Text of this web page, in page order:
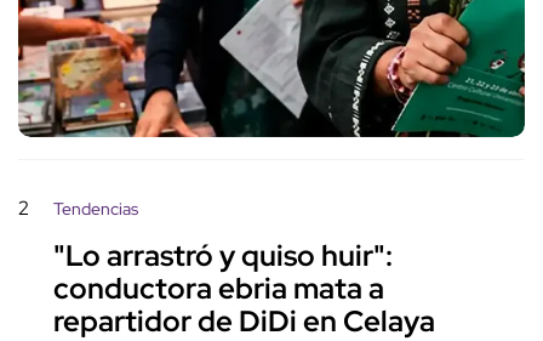
2 Tendencias
"Lo arrastró y quiso huir":
conductora ebria mata a
repartidor de DiDi en Celaya